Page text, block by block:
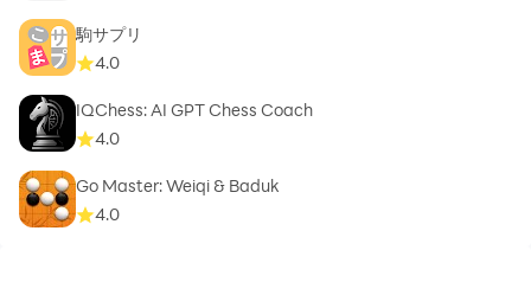
駒サプリ
4.0
IQChess: AI GPT Chess Coach
4.0
Go Master: Weiqi & Baduk
4.0